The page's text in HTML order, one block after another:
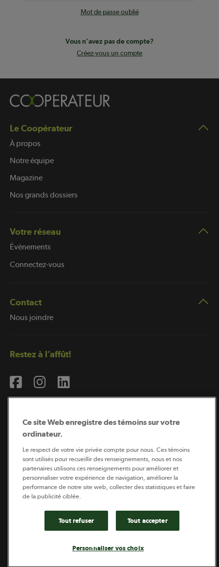
Mot de passe oublié
Vous n’avez pas de compte?
Créez-vous un compte
Le Coopérateur
À propos
Notre équipe
Magazine
Nos grands dossiers
Votre réseau
Évènements
Connectez-vous
Contact
Nous joindre
Restez à l’affût!
Coopérateur est publié par Sollio Groupe Coopératif.
Il est l’outil d’information de la coopération agricole
québécoise.
Ce site Web enregistre des témoins sur votre
ordinateur.
Le respect de votre vie privée compte pour nous. Ces témoins
sont utilisés pour recueillir des renseignements, nous et nos
partenaires utilisons ces renseignements pour améliorer et
personnaliser votre expérience de navigation, améliorer la
performance de notre site web, collecter des statistiques et faire
de la publicité ciblée.
Tout refuser Tout accepter
Personnaliser vos choix